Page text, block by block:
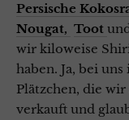
Persische
Nougat, Toot
wir kiloweise
haben. Ja, bei
Plätzchen, die
verkauft und